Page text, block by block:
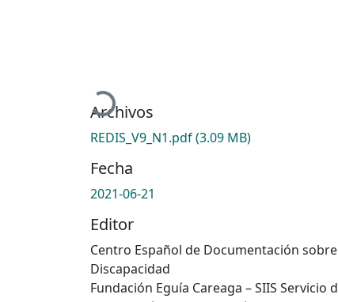
Cargando...
Archivos
REDIS_V9_N1.pdf(3.09 MB)
Fecha
2021-06-21
Editor
Centro Español de Documentación sobre
Discapacidad
Fundación Eguía Careaga – SIIS Servicio